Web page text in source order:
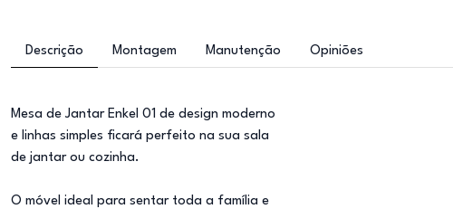
Descrição Montagem Manutenção Opiniões
Mesa de Jantar Enkel 01 de design moderno
e linhas simples ficará perfeito na sua sala
de jantar ou cozinha.
O móvel ideal para sentar toda a família e